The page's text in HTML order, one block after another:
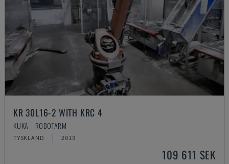
KR 30L16-2 WITH KRC 4
KUKA - ROBOTARM
TYSKLAND 2019
109 611 SEK